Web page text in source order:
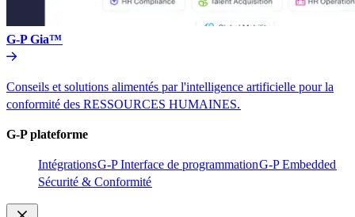
G-P Gia™​​
Conseils et solutions alimentés par l'intelligence artificielle pour la
conformité des RESSOURCES HUMAINES.​​
G-P plateforme​​
Intégrations​​G-P Interface de programmation​​G-P Embedded​​
Sécurité & Conformité​​